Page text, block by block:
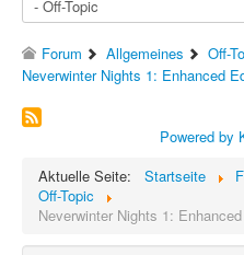
Forum Allgemeines
Off-
Neverwinter Nights 1: Enhanced
Powered by
Aktuelle Seite:
Startseite
Off-Topic
Neverwinter Nights 1: